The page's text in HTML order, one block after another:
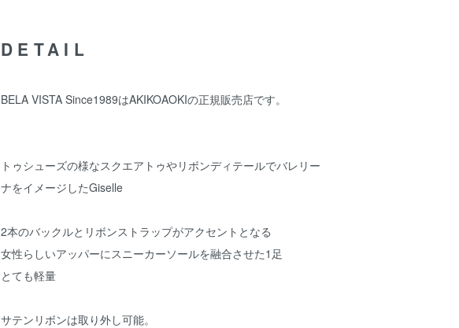
DETAIL
BELA VISTA Since1989はAKIKOAOKIの正規販売店です。
トゥシューズの様なスクエアトゥやリボンディテールでバレリー
ナをイメージしたGiselle
2本のバックルとリボンストラップがアクセントとなる
女性らしいアッパーにスニーカーソールを融合させた1足
とても軽量
サテンリボンは取り外し可能。